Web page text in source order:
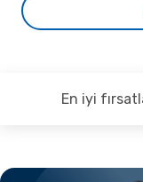
En iyi